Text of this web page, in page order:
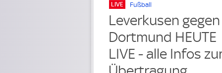
LIVE Fußball
Leverkusen gegen
Dortmund HEUTE
LIVE - alle Infos